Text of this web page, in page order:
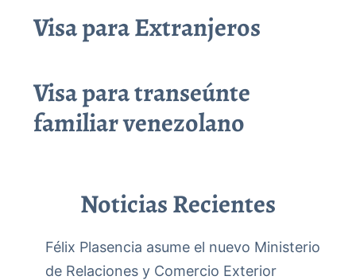
Visa para Extranjeros
Visa para transeúnte
familiar venezolano
Noticias Recientes
Félix Plasencia asume el nuevo Ministerio
de Relaciones y Comercio Exterior